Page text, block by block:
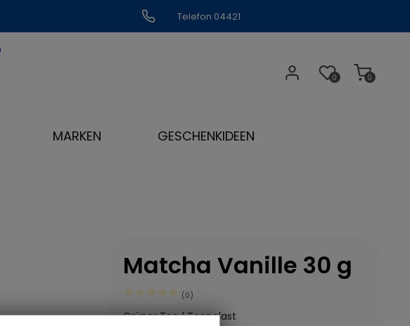
Telefon 04421
0
0
MARKEN GESCHENKIDEEN
Matcha Vanille 30 g
(0)
Grüner Tee | Teepalast